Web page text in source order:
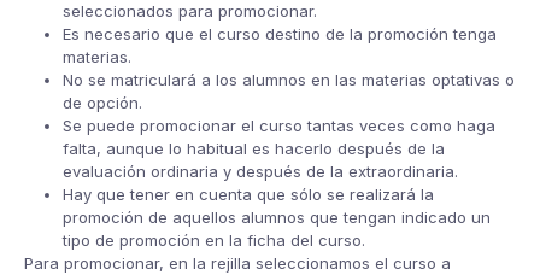
seleccionados para promocionar.
Es necesario que el curso destino de la promoción tenga
materias.
No se matriculará a los alumnos en las materias optativas o
de opción.
Se puede promocionar el curso tantas veces como haga
falta, aunque lo habitual es hacerlo después de la
evaluación ordinaria y después de la extraordinaria.
Hay que tener en cuenta que sólo se realizará la
promoción de aquellos alumnos que tengan indicado un
tipo de promoción en la ficha del curso.
Para promocionar, en la rejilla seleccionamos el curso a